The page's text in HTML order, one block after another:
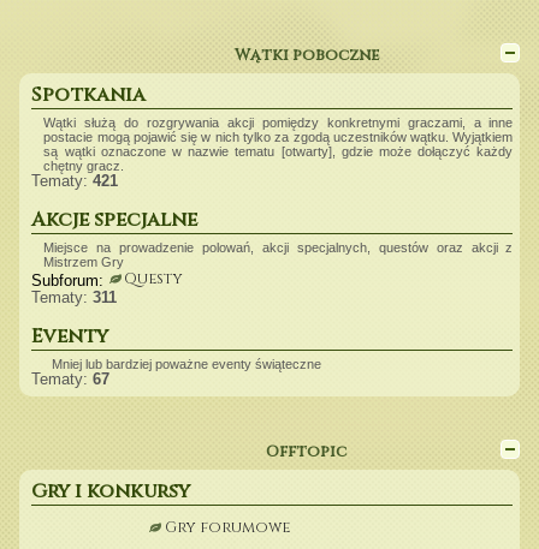
Wątki poboczne
Spotkania
Wątki służą do rozgrywania akcji pomiędzy konkretnymi graczami, a inne
postacie mogą pojawić się w nich tylko za zgodą uczestników wątku. Wyjątkiem
są wątki oznaczone w nazwie tematu [otwarty], gdzie może dołączyć każdy
chętny gracz.
Tematy:421
Akcje specjalne
Miejsce na prowadzenie polowań, akcji specjalnych, questów oraz akcji z
Mistrzem Gry
Subforum: Questy
Tematy:311
Eventy
Mniej lub bardziej poważne eventy świąteczne
Tematy:67
Offtopic
Gry i konkursy
Gry forumowe